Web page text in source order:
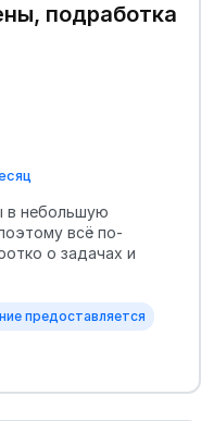
подработка
в небольшую
всё по-
о задачах и
предоставляется